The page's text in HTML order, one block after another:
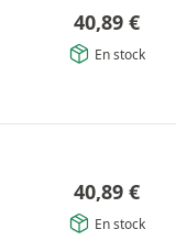
40,89 €
En stock
40,89 €
En stock